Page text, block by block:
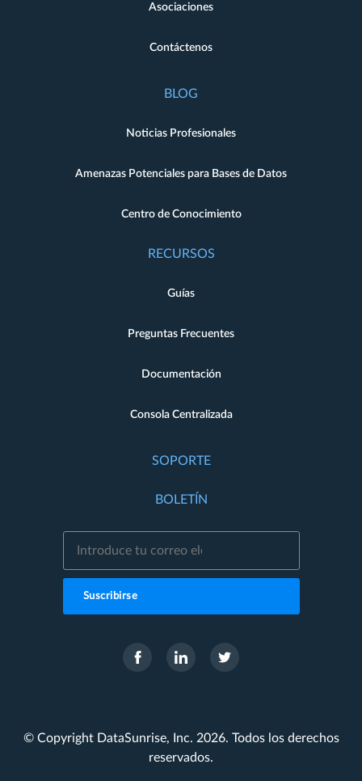
Asociaciones
Contáctenos
BLOG
Noticias Profesionales
Amenazas Potenciales para Bases de Datos
Centro de Conocimiento
RECURSOS
Guías
Preguntas Frecuentes
Documentación
Consola Centralizada
SOPORTE
BOLETÍN
Suscribirse
© Copyright DataSunrise, Inc. 2026. Todos los derechos
reservados.